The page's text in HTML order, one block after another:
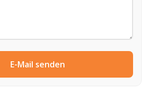
E-Mail senden